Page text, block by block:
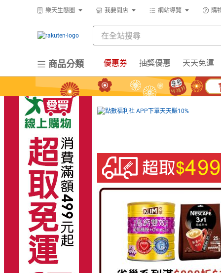
樂天生態圈 我要開店 網站導覽 購
商品分類 優惠券 抽獎優惠 天天免運